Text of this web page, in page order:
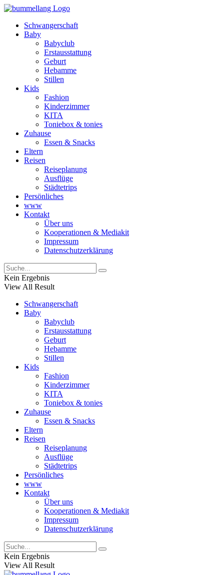
Schwangerschaft
Baby
Babyclub
Erstausstattung
Geburt
Hebamme
Stillen
Kids
Fashion
Kinderzimmer
KITA
Toniebox & tonies
Zuhause
Essen & Snacks
Eltern
Reisen
Reiseplanung
Ausflüge
Städtetrips
Persönliches
www
Kontakt
Über uns
Kooperationen & Mediakit
Impressum
Datenschutzerklärung
Kein Ergebnis
View All Result
Schwangerschaft
Baby
Babyclub
Erstausstattung
Geburt
Hebamme
Stillen
Kids
Fashion
Kinderzimmer
KITA
Toniebox & tonies
Zuhause
Essen & Snacks
Eltern
Reisen
Reiseplanung
Ausflüge
Städtetrips
Persönliches
www
Kontakt
Über uns
Kooperationen & Mediakit
Impressum
Datenschutzerklärung
Kein Ergebnis
View All Result